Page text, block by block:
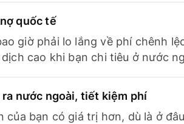
quốc tế
giờ phải lo lắng về phí chênh
cao khi bạn chi tiêu ở nước
nước ngoài, tiết kiệm phí
của bạn có giá trị hơn, dù là ở